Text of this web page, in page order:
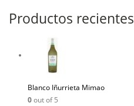
Productos recientes
Blanco Iñurrieta Mimao
0out of 5